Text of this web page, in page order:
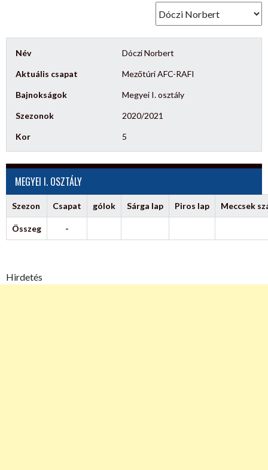
Név Dóczi Norbert
Aktuális csapat Mezőtúri AFC-RAFI
Bajnokságok Megyei I. osztály
Szezonok 2020/2021
Kor 5
MEGYEI I. OSZTÁLY
Szezon Csapat gólok Sárga lap Piros lap Meccsek
Összeg -
Hirdetés